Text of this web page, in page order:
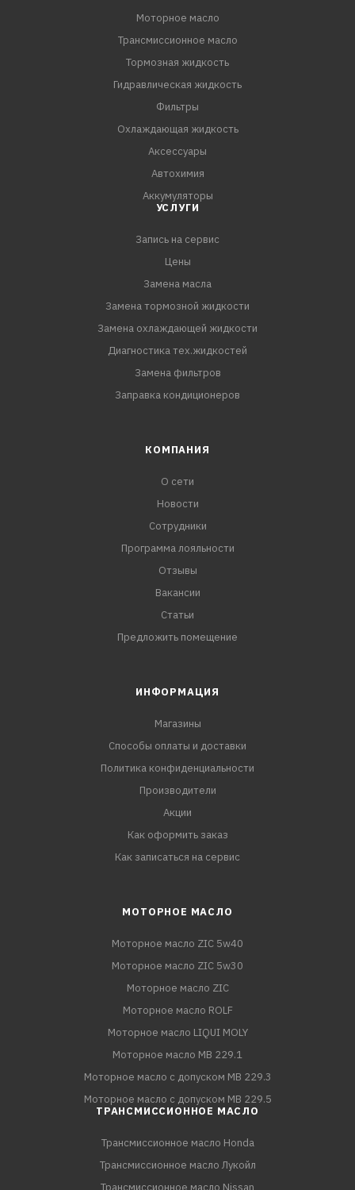
Моторное масло
Трансмиссионное масло
Тормозная жидкость
Гидравлическая жидкость
Фильтры
Охлаждающая жидкость
Аксессуары
Автохимия
Аккумуляторы
УСЛУГИ
Запись на сервис
Цены
Замена масла
Замена тормозной жидкости
Замена охлаждающей жидкости
Диагностика тех.жидкостей
Замена фильтров
Заправка кондиционеров
КОМПАНИЯ
О сети
Новости
Сотрудники
Программа лояльности
Отзывы
Вакансии
Статьи
Предложить помещение
ИНФОРМАЦИЯ
Магазины
Способы оплаты и доставки
Политика конфиденциальности
Производители
Акции
Как оформить заказ
Как записаться на сервис
МОТОРНОЕ МАСЛО
Моторное масло ZIC 5w40
Моторное масло ZIC 5w30
Моторное масло ZIC
Моторное масло ROLF
Моторное масло LIQUI MOLY
Моторное масло MB 229.1
Моторное масло с допуском MB 229.3
Моторное масло с допуском MB 229.5
ТРАНСМИССИОННОЕ МАСЛО
Трансмиссионное масло Honda
Трансмиссионное масло Лукойл
Трансмиссионное масло Nissan